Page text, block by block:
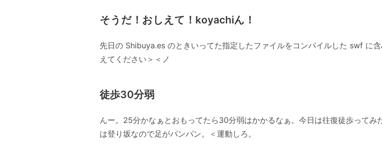
そうだ！おしえて！koyachiん！
先日の Shibuya.es のときいってた指定したファイルをコンパイルした swf に
えてください＞＜ノ
徒歩30分弱
んー。25分かなぁとおもってたら30分弱はかかるなぁ。今日は往復徒歩ってみ
は登り坂なので足がパンパン。＜運動しろ。